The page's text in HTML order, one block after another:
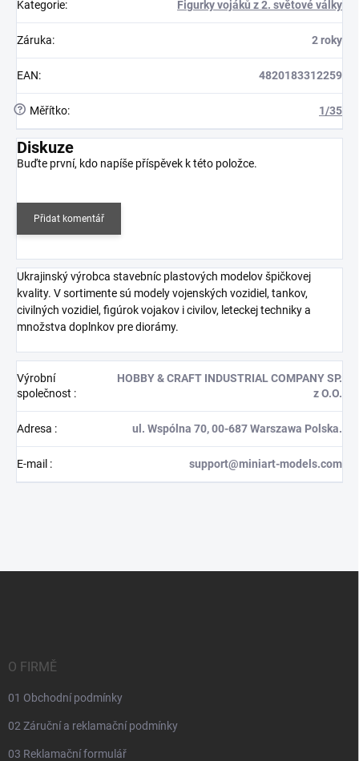
Kategorie: Figurky vojáků z 2. světové války
Záruka: 2 roky
EAN: 4820183312259
? Měřítko: 1/35
Diskuze
Buďte první, kdo napíše příspěvek k této položce.
Přidat komentář
Ukrajinský výrobca stavebníc plastových modelov špičkovej
kvality. V sortimente sú modely vojenských vozidiel, tankov,
civilných vozidiel, figúrok vojakov i civilov, leteckej techniky a
množstva doplnkov pre diorámy.
Výrobní
společnost :
HOBBY & CRAFT INDUSTRIAL COMPANY SP.
z O.O.
Adresa : ul. Wspólna 70, 00-687 Warszawa Polska.
E-mail : support@miniart-models.com
O FIRMĚ
01 Obchodní podmínky
02 Záruční a reklamační podmínky
03 Reklamační formulář